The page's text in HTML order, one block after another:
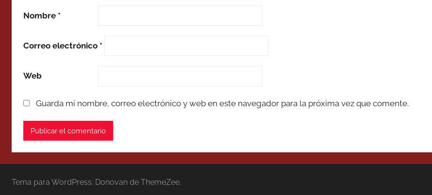
Nombre *
Correo electrónico *
Web
Guarda mi nombre, correo electrónico y web en este navegador para la próxima vez que comente.
Tema para WordPress: Donovan de ThemeZee.